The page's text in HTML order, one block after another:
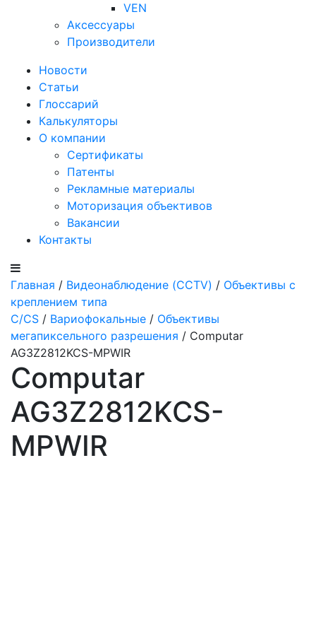
VEN
Аксессуары
Производители
Новости
Статьи
Глоссарий
Калькуляторы
О компании
Сертификаты
Патенты
Рекламные материалы
Моторизация объективов
Вакансии
Контакты
Главная / Видеонаблюдение (CCTV) / Объективы с
креплением типа
C/CS / Вариофокальные / Объективы
мегапиксельного разрешения / Computar
AG3Z2812KCS-MPWIR
Computar
AG3Z2812KCS-
MPWIR